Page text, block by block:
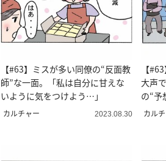
【#63】ミスが多い同僚の“反面教
師”な一面。「私は自分に甘えな
いように気をつけよう…」
カルチャー 2023.08.30
【
大声
の“予
カル